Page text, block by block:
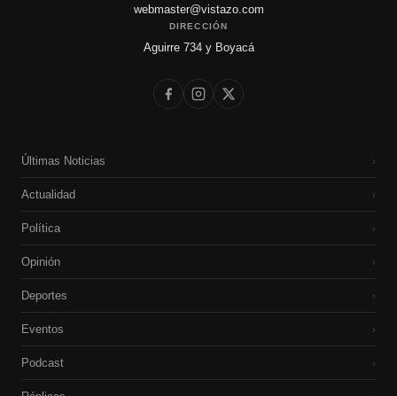
webmaster@vistazo.com
DIRECCIÓN
Aguirre 734 y Boyacá
Últimas Noticias ›
Actualidad ›
Política ›
Opinión ›
Deportes ›
Eventos ›
Podcast ›